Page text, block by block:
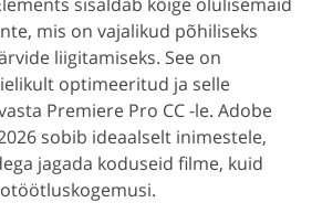
mis on vajalikud põhiliseks
liigitamiseks. See on
optimeeritud ja selle
Premiere Pro CC -le. Adobe
sobib ideaalselt inimestele,
jagada koduseid filme, kuid